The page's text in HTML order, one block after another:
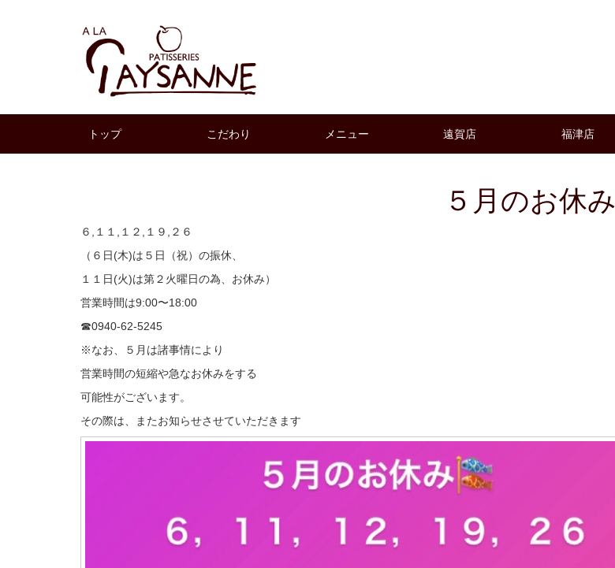
トップ こだわり メニュー 遠賀店 福津店
５月のお休み
６,１１,１２,１９,２６
（６日(木)は５日（祝）の振休、
１１日(火)は第２火曜日の為、お休み）
営業時間は9:00〜18:00
☎︎0940-62-5245
※なお、５月は諸事情により
営業時間の短縮や急なお休みをする
可能性がございます。
その際は、またお知らせさせていただきます